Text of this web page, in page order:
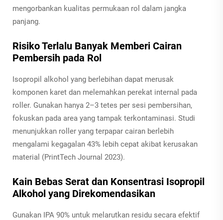
mengorbankan kualitas permukaan rol dalam jangka
panjang.
Risiko Terlalu Banyak Memberi Cairan
Pembersih pada Rol
Isopropil alkohol yang berlebihan dapat merusak
komponen karet dan melemahkan perekat internal pada
roller. Gunakan hanya 2–3 tetes per sesi pembersihan,
fokuskan pada area yang tampak terkontaminasi. Studi
menunjukkan roller yang terpapar cairan berlebih
mengalami kegagalan 43% lebih cepat akibat kerusakan
material (PrintTech Journal 2023).
Kain Bebas Serat dan Konsentrasi Isopropil
Alkohol yang Direkomendasikan
Gunakan IPA 90% untuk melarutkan residu secara efektif